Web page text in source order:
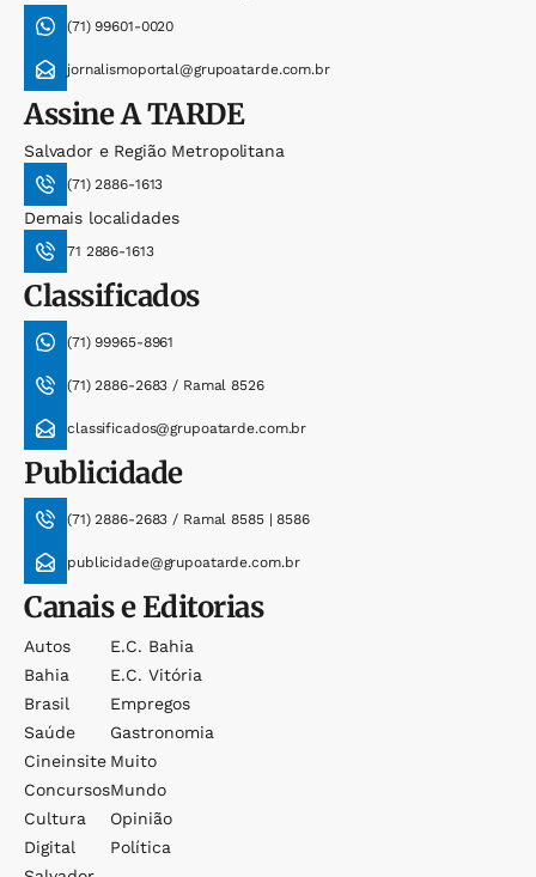
(71) 99601-0020
jornalismoportal@grupoatarde.com.br
AssineA TARDE
Salvador e Região Metropolitana
(71) 2886-1613
Demais localidades
71 2886-1613
Classificados
(71) 99965-8961
(71) 2886-2683 / Ramal 8526
classificados@grupoatarde.com.br
Publicidade
(71) 2886-2683 / Ramal 8585 | 8586
publicidade@grupoatarde.com.br
Canais e Editorias
Autos
Bahia
Brasil
Saúde
Cineinsite
Concursos
Cultura
Digital
E.c. Bahia
E.c. Vitória
Empregos
Gastronomia
Muito
Mundo
Opinião
Política